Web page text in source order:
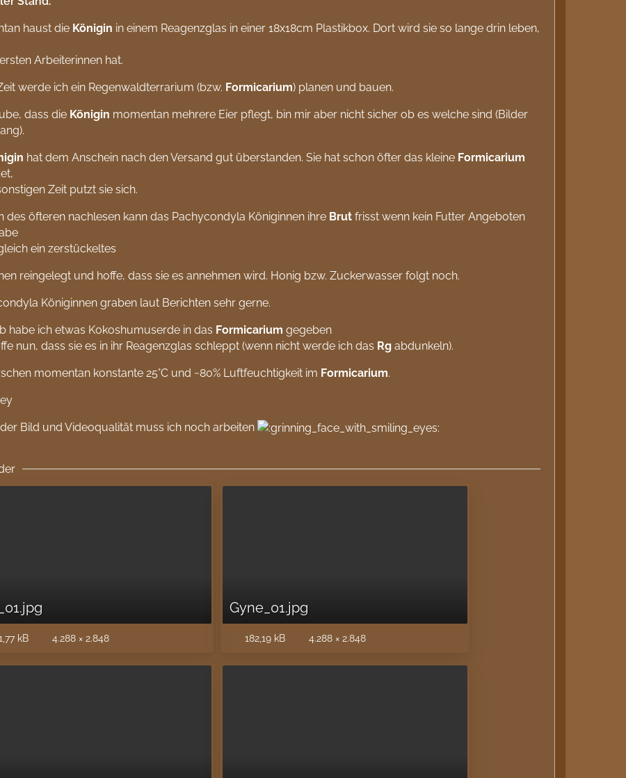
haust die Königin in einem Reagenzglas in einer 18x18cm Plastikbox. Dort wird sie so lange drin leben,
Arbeiterinnen hat.
werde ich ein Regenwaldterrarium (bzw. Formicarium) planen und bauen.
dass die Königin momentan mehrere Eier pflegt, bin mir aber nicht sicher ob es welche sind (Bilder
hat dem Anschein nach den Versand gut überstanden. Sie hat schon öfter das kleine Formicarium
Zeit putzt sie sich.
des öfteren nachlesen kann das Pachycondyla Königinnen ihre Brut frisst wenn kein Futter Angeboten
ein zerstückeltes
reingelegt und hoffe, dass sie es annehmen wird. Honig bzw. Zuckerwasser folgt noch.
Königinnen graben laut Berichten sehr gerne.
habe ich etwas Kokoshumuserde in das Formicarium gegeben
nun, dass sie es in ihr Reagenzglas schleppt (wenn nicht werde ich das Rg abdunkeln).
momentan konstante 25°C und ~80% Luftfeuchtigkeit im Formicarium.
der Bild und Videoqualität muss ich noch arbeiten
kB 4.288 × 2.848
Gyne_01.jpg
182,19 kB 4.288 × 2.848